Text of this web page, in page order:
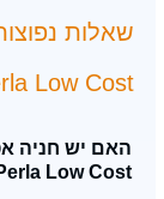
שאלות
Low Cost
האם יש חניה
Low Cost?